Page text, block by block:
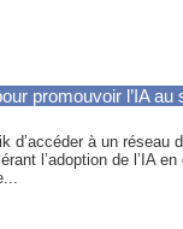
promouvoir l’IA
d’accéder à un
l’adoption de l’IA